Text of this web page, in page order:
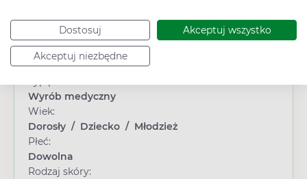
Dostosuj Akceptuj wszystko
Akceptuj niezbędne
Cechy produktu
Wyrób medyczny
Wiek:
Dorosły / Dziecko / Młodzież
Płeć:
Dowolna
Rodzaj skóry: